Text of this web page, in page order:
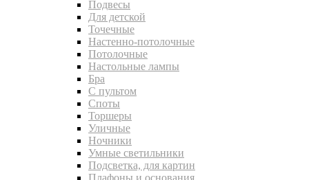
Подвесы
Для детской
Точечные
Настенно-потолочные
Потолочные
Настольные лампы
Бра
С пультом
Споты
Торшеры
Уличные
Ночники
Умные светильники
Подсветка, для картин
Плафоны и основания